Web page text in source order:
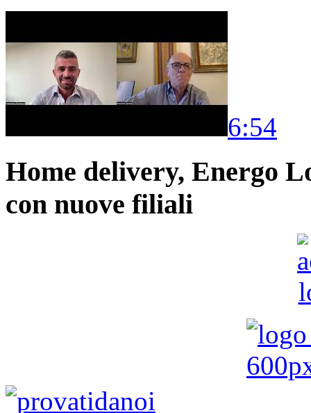
6:54
Home delivery, Energo
con nuove filiali